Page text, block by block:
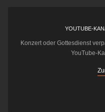
YOUTUBE-
Konzert oder Gottesdienst
YouTube-